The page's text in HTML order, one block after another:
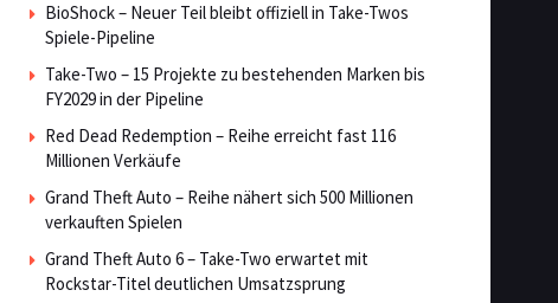
BioShock – Neuer Teil bleibt offiziell in Take-Twos
Spiele-Pipeline
Take-Two – 15 Projekte zu bestehenden Marken bis
FY2029 in der Pipeline
Red Dead Redemption – Reihe erreicht fast 116
Millionen Verkäufe
Grand Theft Auto – Reihe nähert sich 500 Millionen
verkauften Spielen
Grand Theft Auto 6 – Take-Two erwartet mit
Rockstar-Titel deutlichen Umsatzsprung